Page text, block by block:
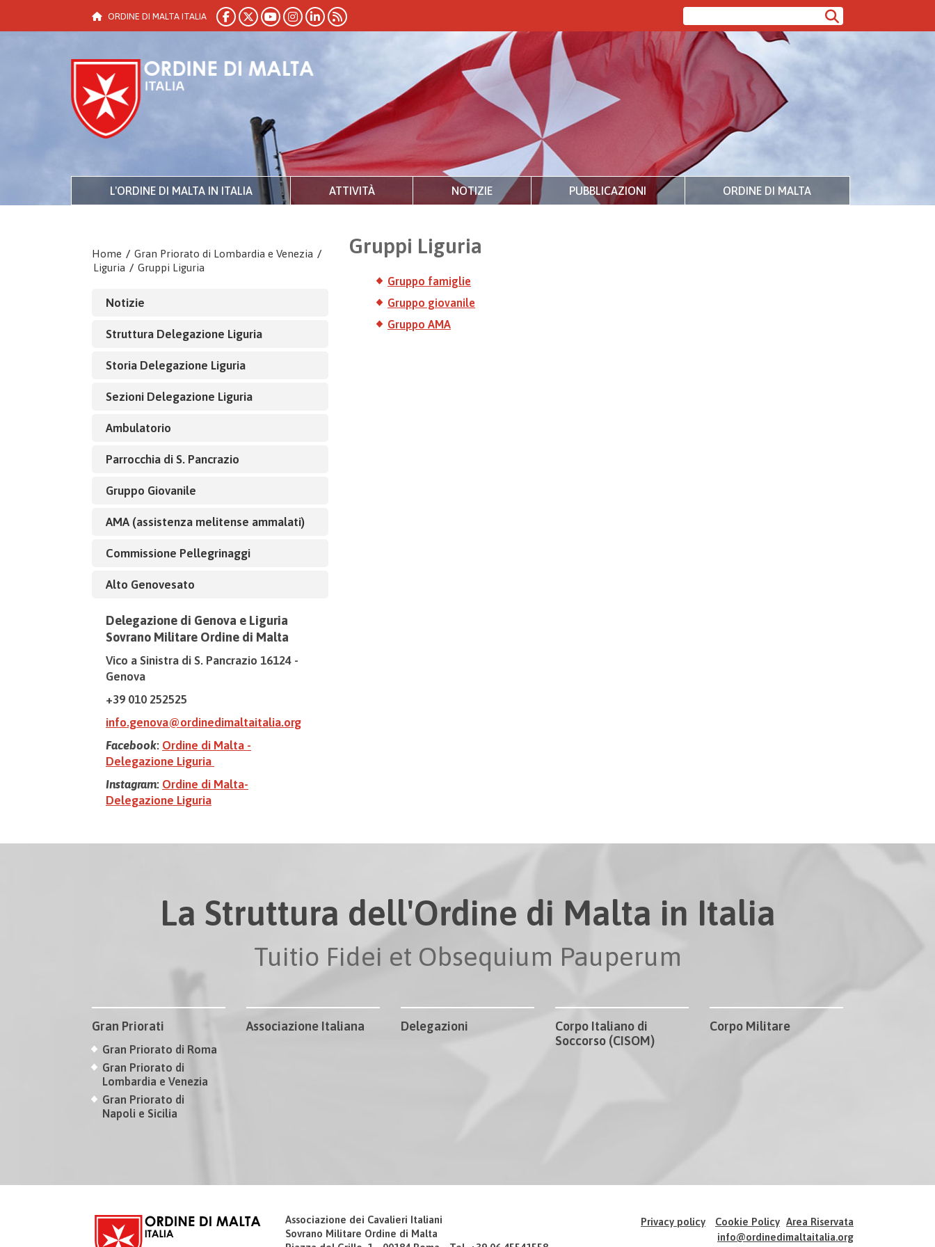
ORDINE DI MALTA ITALIA
L'ORDINE DI MALTA IN ITALIA ATTIVITÀ NOTIZIE PUBBLICAZIONI ORDINE DI MALTA
Home / Gran Priorato di Lombardia e Venezia /
Liguria / Gruppi Liguria
Notizie
Struttura Delegazione Liguria
Storia Delegazione Liguria
Sezioni Delegazione Liguria
Ambulatorio
Parrocchia di S. Pancrazio
Gruppo Giovanile
AMA (assistenza melitense ammalati)
Commissione Pellegrinaggi
Alto Genovesato
Delegazione di Genova e Liguria
Sovrano Militare Ordine di Malta
Vico a Sinistra di S. Pancrazio 16124 -
Genova
+39 010 252525
info.genova@ordinedimaltaitalia.org
Facebook: Ordine di Malta -
Delegazione Liguria
Instagram: Ordine di Malta-
Delegazione Liguria
Gruppi Liguria
Gruppo famiglie
Gruppo giovanile
Gruppo AMA
La Struttura dell'Ordine di Malta in Italia
Tuitio Fidei et Obsequium Pauperum
Gran Priorati
Gran Priorato di Roma
Gran Priorato di
Lombardia e Venezia
Gran Priorato di
Napoli e Sicilia
Associazione Italiana Delegazioni
Corpo Italiano di
Soccorso (CISOM)
Corpo Militare
Associazione dei Cavalieri Italiani
Sovrano Militare Ordine di Malta
Privacy policy Cookie Policy Area Riservata
info@ordinedimaltaitalia.org